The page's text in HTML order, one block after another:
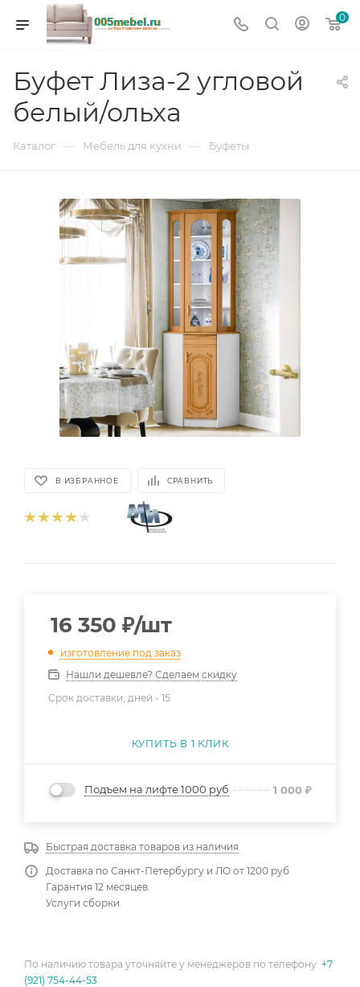
0
Буфет Лиза-2 угловой
белый/ольха
Каталог — Мебель для кухни — Буфеты
В ИЗБРАННОЕ СРАВНИТЬ
16 350 ₽/шт
изготовление под заказ
Нашли дешевле? Сделаем скидку
Срок доставки, дней - 15
КУПИТЬ В 1 КЛИК
Подъем на лифте 1000 руб 1 000 ₽
Быстрая доставка товаров из наличия
Доставка по Санкт-Петербургу и ЛО от 1200 руб
Гарантия 12 месяцев.
Услуги сборки
По наличию товара уточняйте у менеджеров по телефону: +7
(921) 754-44-53